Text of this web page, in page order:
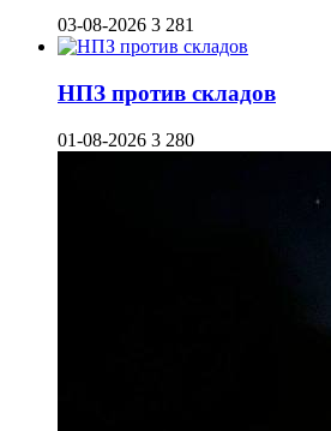
03-08-2026 3 281
НПЗ против складов
01-08-2026 3 280